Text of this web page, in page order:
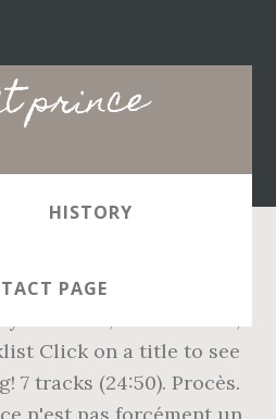
prince
HISTORY
PAGE47ter; Pictures
Click on a title to see
7 tracks (24:50). Procès.